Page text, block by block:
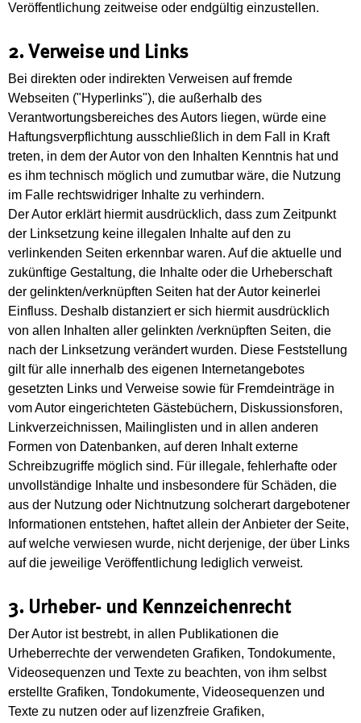
Veröffentlichung zeitweise oder endgültig einzustellen.
2. Verweise und Links
Bei direkten oder indirekten Verweisen auf fremde
Webseiten ("Hyperlinks"), die außerhalb des
Verantwortungsbereiches des Autors liegen, würde eine
Haftungsverpflichtung ausschließlich in dem Fall in Kraft
treten, in dem der Autor von den Inhalten Kenntnis hat und
es ihm technisch möglich und zumutbar wäre, die Nutzung
im Falle rechtswidriger Inhalte zu verhindern.
Der Autor erklärt hiermit ausdrücklich, dass zum Zeitpunkt
der Linksetzung keine illegalen Inhalte auf den zu
verlinkenden Seiten erkennbar waren. Auf die aktuelle und
zukünftige Gestaltung, die Inhalte oder die Urheberschaft
der gelinkten/verknüpften Seiten hat der Autor keinerlei
Einfluss. Deshalb distanziert er sich hiermit ausdrücklich
von allen Inhalten aller gelinkten /verknüpften Seiten, die
nach der Linksetzung verändert wurden. Diese Feststellung
gilt für alle innerhalb des eigenen Internetangebotes
gesetzten Links und Verweise sowie für Fremdeinträge in
vom Autor eingerichteten Gästebüchern, Diskussionsforen,
Linkverzeichnissen, Mailinglisten und in allen anderen
Formen von Datenbanken, auf deren Inhalt externe
Schreibzugriffe möglich sind. Für illegale, fehlerhafte oder
unvollständige Inhalte und insbesondere für Schäden, die
aus der Nutzung oder Nichtnutzung solcherart dargebotener
Informationen entstehen, haftet allein der Anbieter der Seite,
auf welche verwiesen wurde, nicht derjenige, der über Links
auf die jeweilige Veröffentlichung lediglich verweist.
3. Urheber- und Kennzeichenrecht
Der Autor ist bestrebt, in allen Publikationen die
Urheberrechte der verwendeten Grafiken, Tondokumente,
Videosequenzen und Texte zu beachten, von ihm selbst
erstellte Grafiken, Tondokumente, Videosequenzen und
Texte zu nutzen oder auf lizenzfreie Grafiken,